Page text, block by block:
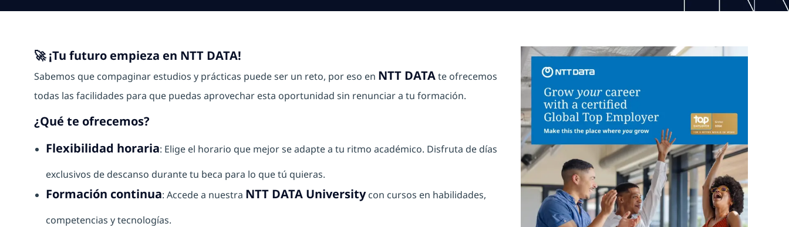
🚀 ¡Tu futuro empieza en NTT DATA!
Sabemos que compaginar estudios y prácticas puede ser un reto, por eso en NTT DATAte ofrecemos
todas las facilidades para que puedas aprovechar esta oportunidad sin renunciar a tu formación.
¿Qué te ofrecemos?
Flexibilidad horaria: Elige el horario que mejor se adapte a tu ritmo académico. Disfruta de días
exclusivos de descanso durante tu beca para lo que tú quieras.
Formación continua: Accede a nuestra NTT DATA Universitycon cursos en habilidades,
competencias y tecnologías.